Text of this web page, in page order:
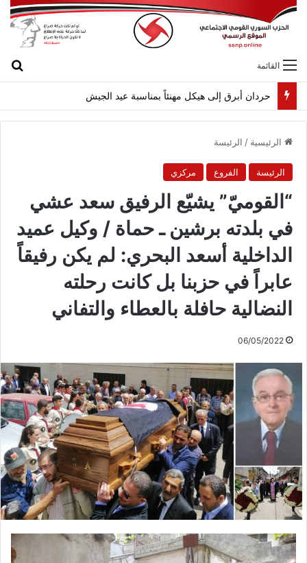
القائمة
حردان أبرق إلى هيكل مهنئاً بمناسبة عيد الجيش
الرئيسية / الرئيسة
الرئيسة الفروع مركزي
“القوميّ” يشيّع الرفيق سعد عشي
في بلدته برشين ـ حماة / وكيل عميد
الداخلية أسعد البحري: لم يكن رفيقاً
عابراً في حزبنا بل كانت رحلته
النضالية حافلة بالعطاء والتفاني
06/05/2022